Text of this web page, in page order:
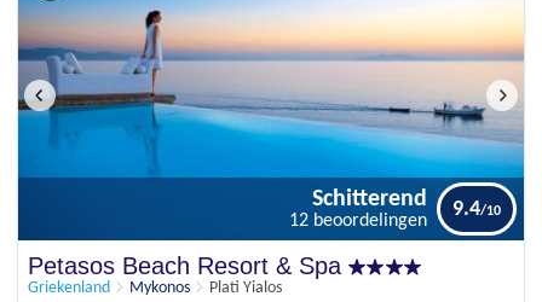
Schitterend
12 beoordelingen
Petasos Beach Resort & Spa
Griekenland Mykonos Plati Yialos
Schitterend
12 beoordelingen
9.4